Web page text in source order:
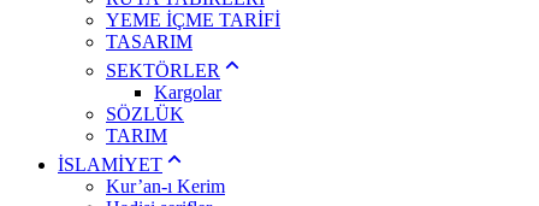
YEME İÇME TARİFİ
TASARIM
SEKTÖRLER
Kargolar
SÖZLÜK
TARIM
İSLAMİYET
Kur’an-ı Kerim